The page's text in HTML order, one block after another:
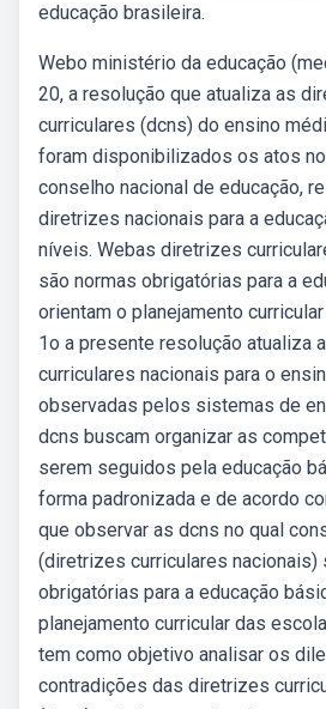
educação brasileira.
Webo ministério da educação
20, a resolução que atualiza as
curriculares (dcns) do ensino
foram disponibilizados os atos
conselho nacional de educação,
diretrizes nacionais para a
níveis. Webas diretrizes
são normas obrigatórias para a
orientam o planejamento
1o a presente resolução atualiza
curriculares nacionais para o
observadas pelos sistemas de
dcns buscam organizar as
serem seguidos pela educação
forma padronizada e de acordo
que observar as dcns no qual
(diretrizes curriculares nacionais)
obrigatórias para a educação
planejamento curricular das
tem como objetivo analisar os
contradições das diretrizes